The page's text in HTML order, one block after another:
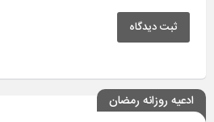
ثبت دیدگاه
ادعیه روزانه رمضان